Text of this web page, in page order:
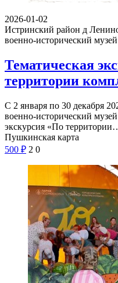
2026-01-02
Истринский район д
военно-исторический музей
Тематическая
территории
С 2 января по 30 декабря
военно-исторический
экскурсия «По
Пушкинская карта
500 ₽ 2 0